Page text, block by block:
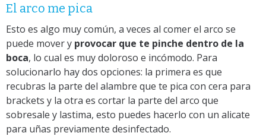
El arco me pica
Esto es algo muy común, a veces al comer el arco se
puede mover y provocar que te pinche dentro de la
boca, lo cual es muy doloroso e incómodo. Para
solucionarlo hay dos opciones: la primera es que
recubras la parte del alambre que te pica con cera para
brackets y la otra es cortar la parte del arco que
sobresale y lastima, esto puedes hacerlo con un alicate
para uñas previamente desinfectado.